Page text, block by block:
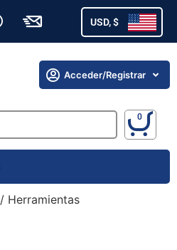
USD, $
Acceder/Registrar
/ Herramientas